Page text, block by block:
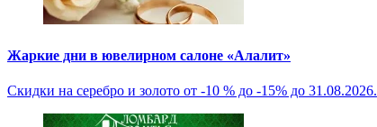
Жаркие дни в ювелирном салоне «Алалит»
Скидки на серебро и золото от -10 % до -15% до 31.08.2026.